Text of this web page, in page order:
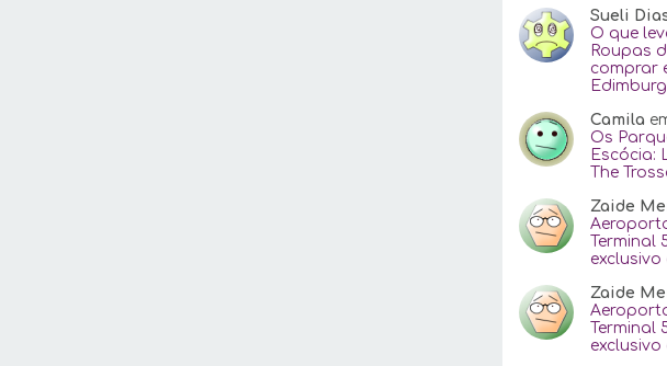
Sueli
O que
Roupas
comprar
Camila
Os
Escócia:
The
Zaide
Terminal
exclusivo
Zaide
Terminal
exclusivo